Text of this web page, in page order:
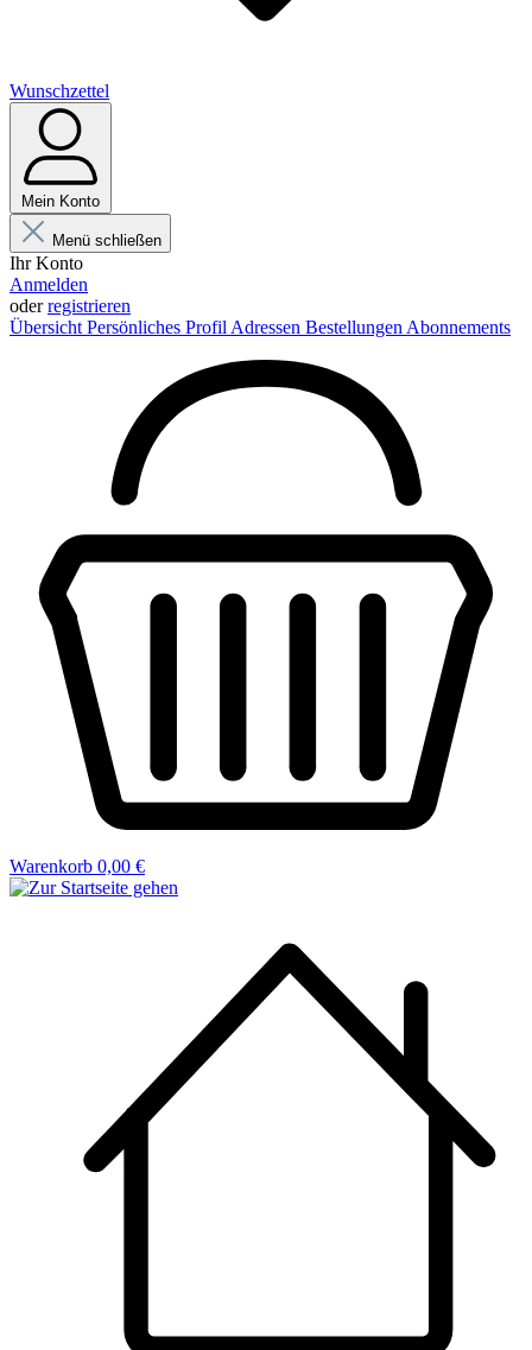
Wunschzettel
Mein Konto
Menü schließen
Ihr Konto
Anmelden
oderregistrieren
Übersicht Persönliches Profil Adressen Bestellungen Abonnements
Warenkorb 0,00 €